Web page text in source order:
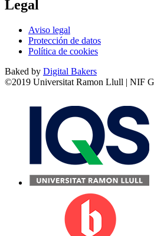
Legal
Aviso legal
Protección de datos
Política de cookies
Baked by Digital Bakers
©2019 Universitat Ramon Llull | NIF